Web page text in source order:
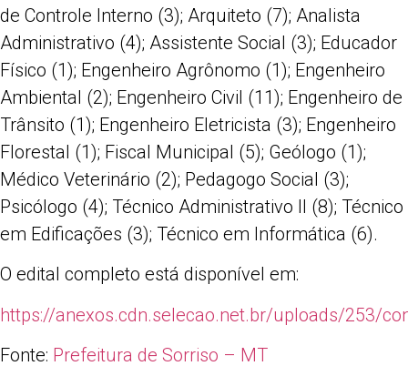
de Controle Interno (3); Arquiteto (7); Analista
Administrativo (4); Assistente Social (3); Educador
Físico (1); Engenheiro Agrônomo (1); Engenheiro
Ambiental (2); Engenheiro Civil (11); Engenheiro de
Trânsito (1); Engenheiro Eletricista (3); Engenheiro
Florestal (1); Fiscal Municipal (5); Geólogo (1);
Médico Veterinário (2); Pedagogo Social (3);
Psicólogo (4); Técnico Administrativo II (8); Técnico
em Edificações (3); Técnico em Informática (6).
O edital completo está disponível em:
https://anexos.cdn.selecao.net.br/uploads/253/
Fonte: Prefeitura de Sorriso – MT